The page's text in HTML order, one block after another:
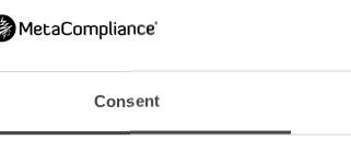
Consent
não estiver disponível, navega sempre
e o site é encriptada. Se o teu browser
de ficheiros
de ficheiros para evitar que outras